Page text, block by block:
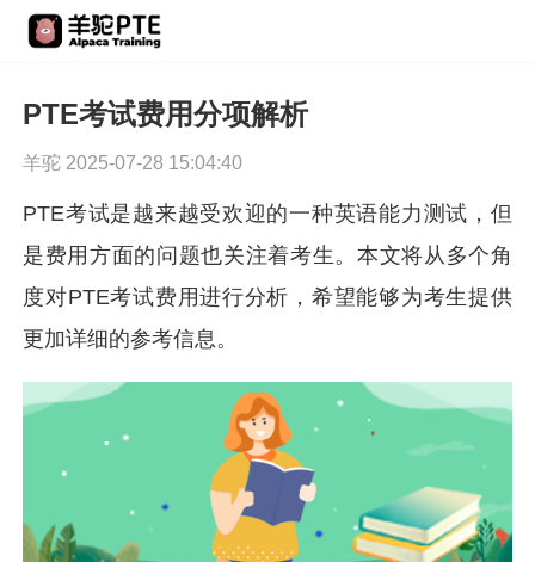
PTE考试费用分项解析
羊驼 2025-07-28 15:04:40
PTE考试是越来越受欢迎的一种英语能力测试，但
是费用方面的问题也关注着考生。本文将从多个角
度对PTE考试费用进行分析，希望能够为考生提供
更加详细的参考信息。